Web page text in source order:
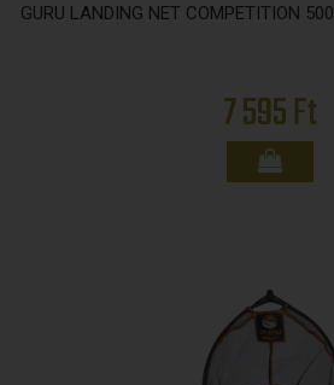
GURU LANDING NET COMPETITION 500
7 595 Ft